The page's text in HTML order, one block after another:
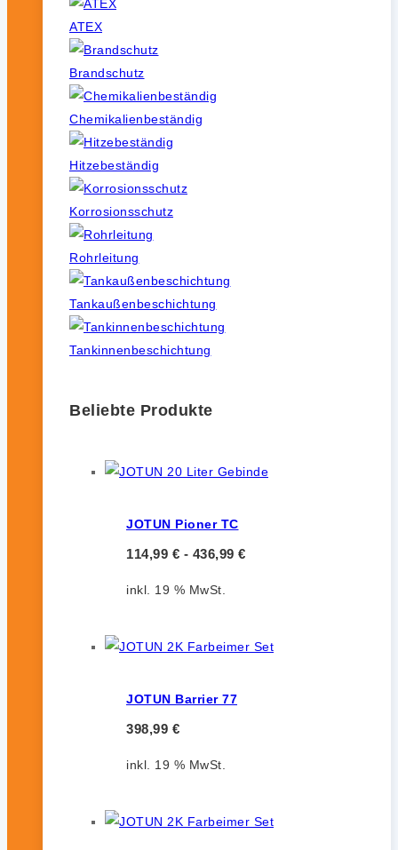
ATEX
Brandschutz
Chemikalienbeständig
Hitzebeständig
Korrosionsschutz
Rohrleitung
Tankaußenbeschichtung
Tankinnenbeschichtung
Beliebte Produkte
JOTUN Pioner TC
114,99 € - 436,99 €
inkl. 19 % MwSt.
JOTUN Barrier 77
398,99 €
inkl. 19 % MwSt.